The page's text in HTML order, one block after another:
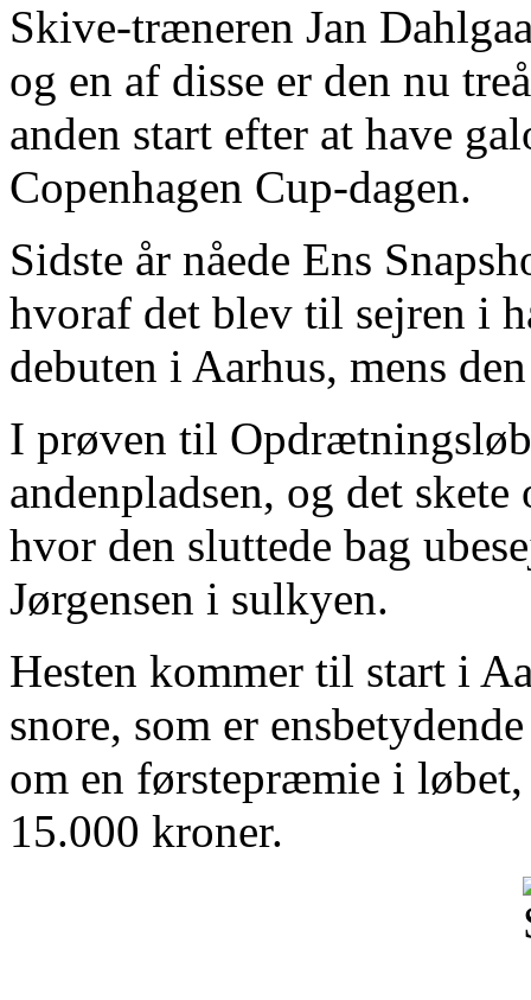
Skive-træneren Jan
og en af disse er den nu
anden start efter at have
Copenhagen Cup-dagen.
Sidste år nåede Ens
hvoraf det blev til sejren i
debuten i Aarhus, mens
I prøven til
andenpladsen, og det
hvor den sluttede bag
Jørgensen i sulkyen.
Hesten kommer til start i
snore, som er
om en førstepræmie i
15.000 kroner.